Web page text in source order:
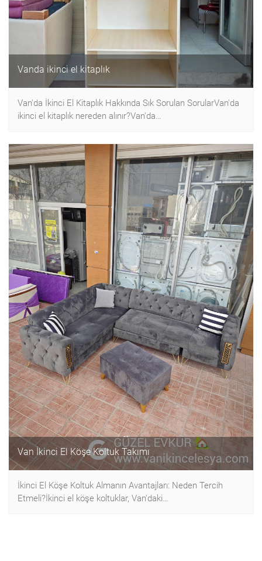
Vanda ikinci el kitaplık
Van'da İkinci El Kitaplık Hakkında Sık Sorulan SorularVan'da
ikinci el kitaplık nereden alınır?Van'da…
Van İkinci El Köşe Koltuk Takımı
İkinci El Köşe Koltuk Almanın Avantajları: Neden Tercih
Etmeli?İkinci el köşe koltuklar, Van'daki…